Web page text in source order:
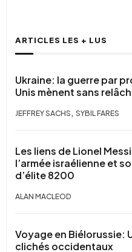
ARTICLES LES + LUS
Ukraine: la guerre par
Unis mènent sans
JEFFREY SACHS , SYBIL FARES
Les liens de Lionel
l’armée israélienne et
d’élite 8200
ALAN MACLEOD
Voyage en Biélorussie:
clichés occidentaux